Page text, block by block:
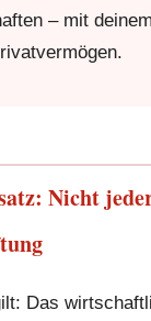
– mit deinem
Nicht
Das